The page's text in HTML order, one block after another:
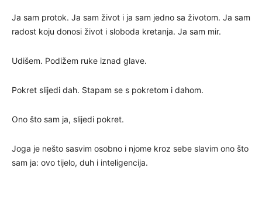
Ja sam protok. Ja sam život i ja sam jedno sa životom. Ja sam
radost koju donosi život i sloboda kretanja. Ja sam mir.
Udišem. Podižem ruke iznad glave.
Pokret slijedi dah. Stapam se s pokretom i dahom.
Ono što sam ja, slijedi pokret.
Joga je nešto sasvim osobno i njome kroz sebe slavim ono što
sam ja: ovo tijelo, duh i inteligencija.